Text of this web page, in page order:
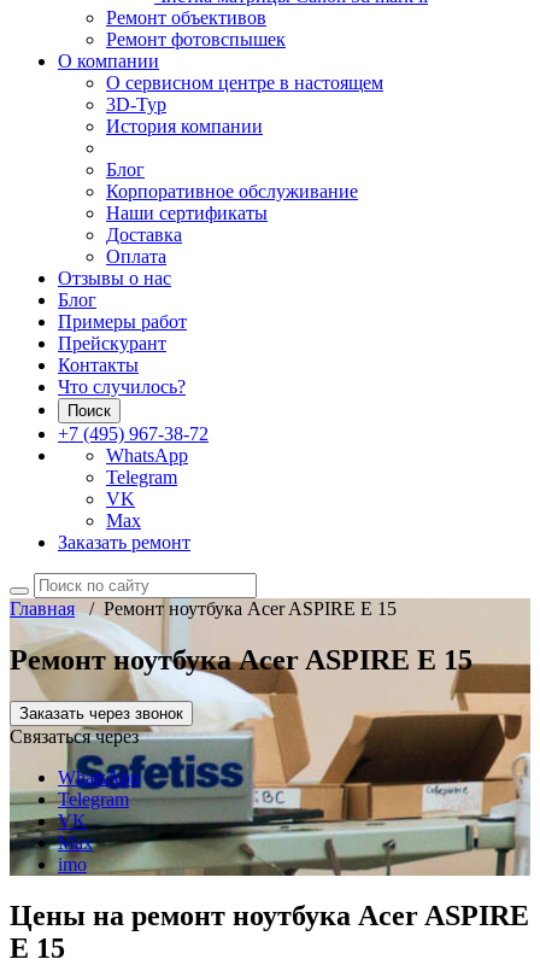
Ремонт объективов
Ремонт фотовспышек
О компании
О сервисном центре в настоящем
3D-Тур
История компании
Блог
Корпоративное обслуживание
Наши сертификаты
Доставка
Оплата
Отзывы о нас
Блог
Примеры работ
Прейскурант
Контакты
Что случилось?
Поиск
+7 (495) 967-38-72
WhatsApp
Telegram
VK
Max
Заказать ремонт
Главная/ Ремонт ноутбука Acer ASPIRE E 15
Ремонт ноутбука Acer ASPIRE E 15
Заказать через звонок
Связаться через
WhatsApp
Telegram
VK
Max
imo
Цены на ремонт ноутбука Acer ASPIRE
E 15